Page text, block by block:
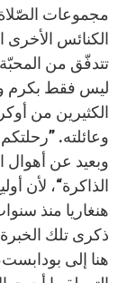
مجموعات
الكنائس
تتدفّق من
ليس فقط بكرم
الكثيرين من
وعائلته.
وبعيد عن
الذاكرة“، لأن
هنغاريا منذ
ذكرى تلك
هنا إلى